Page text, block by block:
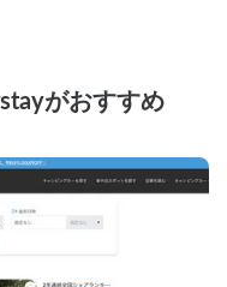
がおすすめ